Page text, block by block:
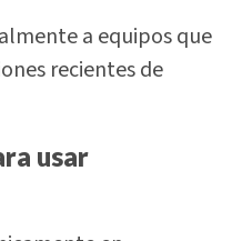
a equipos que
recientes de
usar